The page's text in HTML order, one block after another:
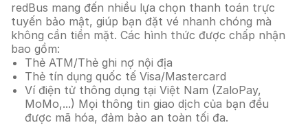
redBus mang đến nhiều lựa chọn thanh toán trực
tuyến bảo mật, giúp bạn đặt vé nhanh chóng mà
không cần tiền mặt. Các hình thức được chấp nhận
bao gồm:
Thẻ ATM/Thẻ ghi nợ nội địa
Thẻ tín dụng quốc tế Visa/Mastercard
Ví điện tử thông dụng tại Việt Nam (ZaloPay,
MoMo,...) Mọi thông tin giao dịch của bạn đều
được mã hóa, đảm bảo an toàn tối đa.